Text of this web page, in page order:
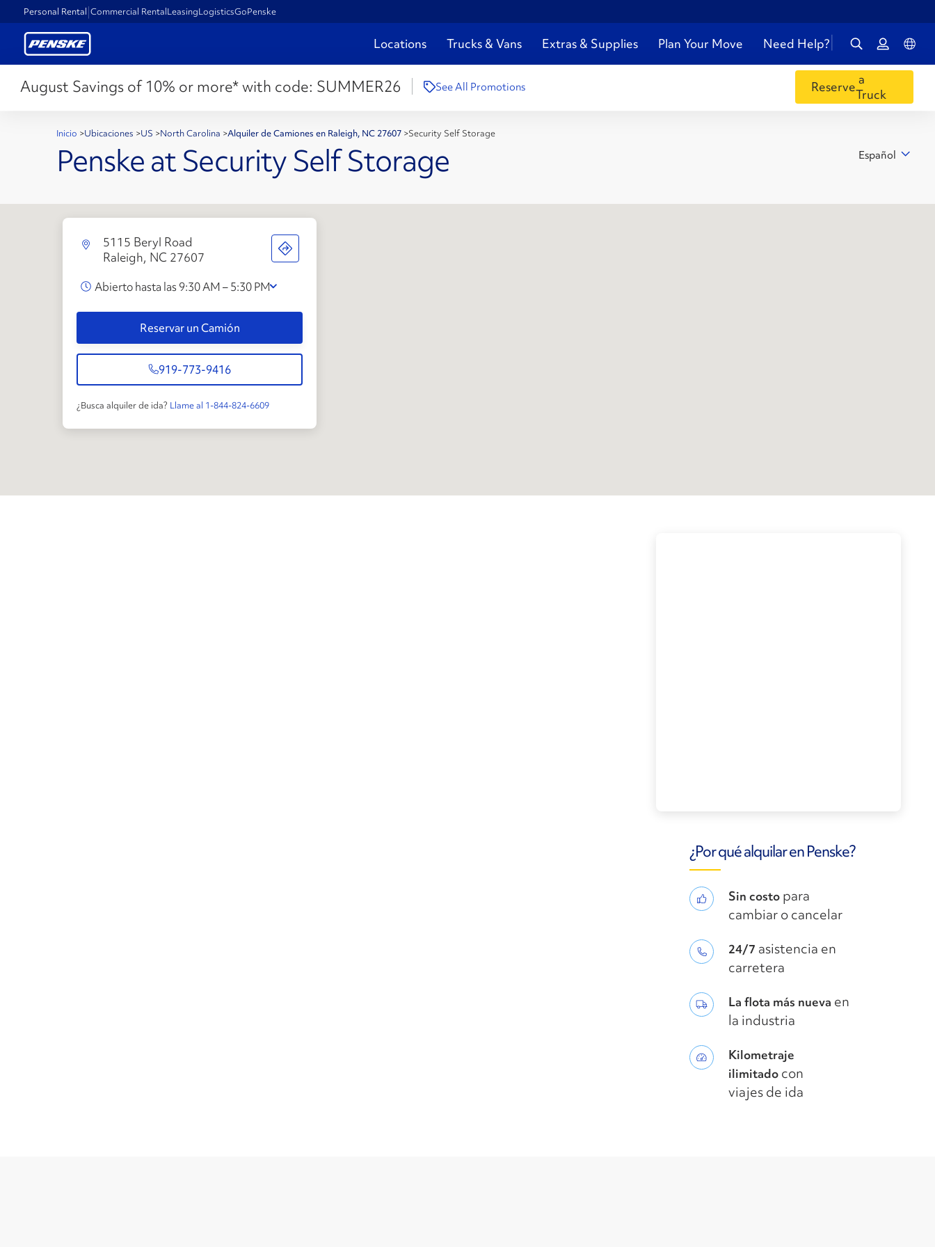
Personal Rental Commercial RentalLeasingLogisticsGoPenske
Locations Trucks & Vans Extras & Supplies Plan Your Move Need Help?
August Savings of 10% or more* with code: SUMMER26 See All Promotions Reservea
Truck
Inicio >Ubicaciones >US >North Carolina >Alquiler de Camiones en Raleigh, NC 27607 >Security Self Storage
Penske at Security Self Storage Español
5115 Beryl Road
Raleigh, NC 27607
Abierto hasta las 9:30 AM – 5:30 PM
Reservar un Camión
919-773-9416
¿Busca alquiler de ida? Llame al 1-844-824-6609
¿Por qué alquilar en Penske?
Sin costo para
cambiar o cancelar
24/7 asistencia en
carretera
La flota más nueva en
la industria
Kilometraje
ilimitado con
viajes de ida